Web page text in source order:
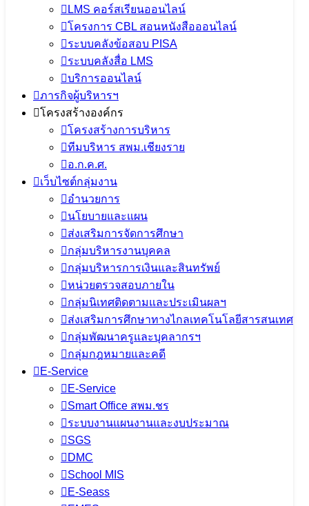
LMS คอร์สเรียนออนไลน์
โครงการ CBL สอนหนังสือออนไลน์
ระบบคลังข้อสอบ PISA
ระบบคลังสื่อ LMS
บริการออนไลน์
ภารกิจผู้บริหารฯ
โครงสร้างองค์กร
โครงสร้างการบริหาร
ทีมบริหาร สพม.เชียงราย
อ.ก.ค.ศ.
เว็บไซต์กลุ่มงาน
อำนวยการ
นโยบายและแผน
ส่งเสริมการจัดการศึกษา
กลุ่มบริหารงานบุคคล
กลุ่มบริหารการเงินและสินทรัพย์
หน่วยตรวจสอบภายใน
กลุ่มนิเทศติดตามและประเมินผลฯ
ส่งเสริมการศึกษาทางไกลเทคโนโลยีสารสนเทศ
กลุ่มพัฒนาครูและบุคลากรฯ
กลุ่มกฎหมายและคดี
E-Service
E-Service
Smart Office สพม.ชร
ระบบงานแผนงานและงบประมาณ
SGS
DMC
School MIS
E-Seass
ประชาสัมพันธ์ สพม.เชียงราย